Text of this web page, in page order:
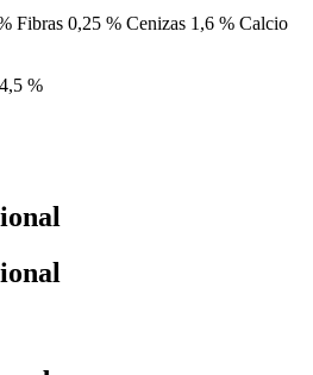
Fibras 0,25 % Cenizas 1,6 % Calcio
%